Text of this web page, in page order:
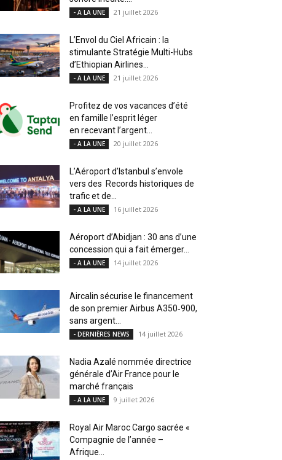
- A LA UNE 21 juillet 2026
L’Envol du Ciel Africain : la
stimulante Stratégie Multi-Hubs
d’Ethiopian Airlines...
- A LA UNE 21 juillet 2026
Profitez de vos vacances d’été
en famille l’esprit léger
en recevant l’argent...
- A LA UNE 20 juillet 2026
L’Aéroport d’Istanbul s’envole
vers des Records historiques de
trafic et de...
- A LA UNE 16 juillet 2026
Aéroport d’Abidjan : 30 ans d’une
concession qui a fait émerger...
- A LA UNE 14 juillet 2026
Aircalin sécurise le financement
de son premier Airbus A350‑900,
sans argent...
- DERNIÈRES NEWS 14 juillet 2026
Nadia Azalé nommée directrice
générale d’Air France pour le
marché français
- A LA UNE 9 juillet 2026
Royal Air Maroc Cargo sacrée «
Compagnie de l’année –
Afrique...